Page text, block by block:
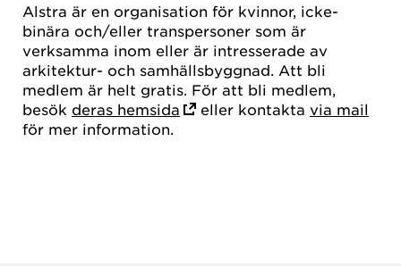
Alstra är en organisation för kvinnor, icke-
binära och/eller transpersoner som är
verksamma inom eller är intresserade av
arkitektur- och samhällsbyggnad. Att bli
medlem är helt gratis. För att bli medlem,
besök deras hemsida eller kontakta via mail
för mer information.